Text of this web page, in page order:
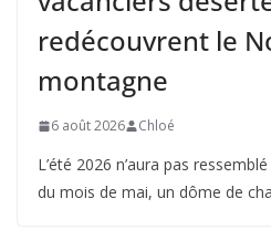
redécouvrent le
montagne
6 août 2026 Chloé
L’été 2026 n’aura pas
du mois de mai, un dôme de